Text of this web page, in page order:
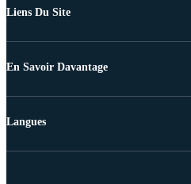
Liens Du Site
En Savoir Davantage
Langues